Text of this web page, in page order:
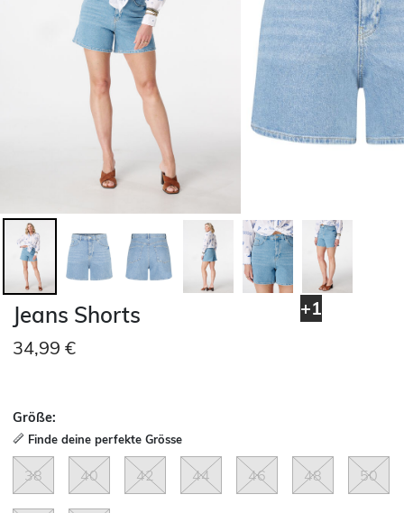
+1
Jeans Shorts
34,99 €
Größe:
Finde deine perfekte Grösse
38 40 42 44 46 48 50